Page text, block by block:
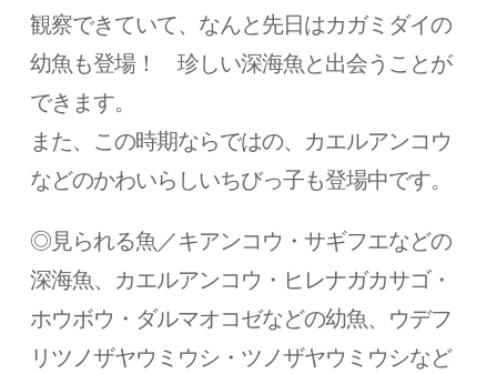
観察できていて、なんと先日はカガミダイの
幼魚も登場！ 珍しい深海魚と出会うことが
できます。
また、この時期ならではの、カエルアンコウ
などのかわいらしいちびっ子も登場中です。
◎見られる魚／キアンコウ・サギフエなどの
深海魚、カエルアンコウ・ヒレナガカサゴ・
ホウボウ・ダルマオコゼなどの幼魚、ウデフ
リツノザヤウミウシ・ツノザヤウミウシなど